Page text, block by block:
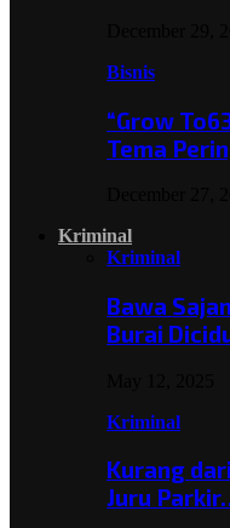
Bisnis
“Grow
Tema
Kriminal
Kriminal
Bawa
Burai
Kriminal
Kurang
Juru